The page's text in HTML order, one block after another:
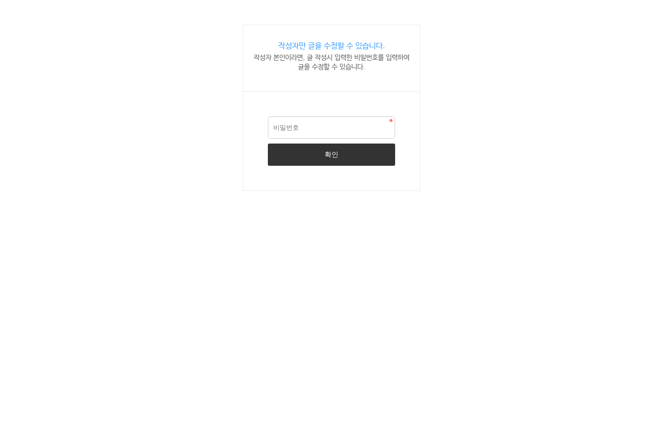
작성자만 글을 수정할 수 있습니다.
작성자 본인이라면, 글 작성시 입력한 비밀번호를 입력하여
글을 수정할 수 있습니다.